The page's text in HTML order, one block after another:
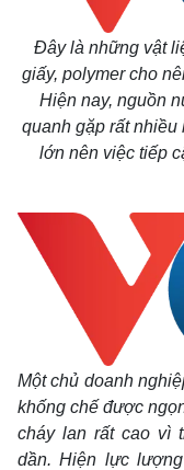
Kinh tế
Khởi nghiệp
Đây là những vật
giấy, polymer cho
Hiện nay, nguồn
quanh gặp rất nhiều
lớn nên việc tiếp
Một chủ doanh
khống chế được
cháy lan rất cao vì
dần.Hiện lực